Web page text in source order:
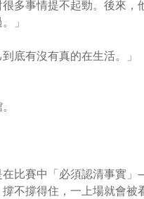
多事情提不起勁。後來，
」
底有沒有真的在生活。」
在比賽中「必須認清事實
不撐得住，一上場就會被